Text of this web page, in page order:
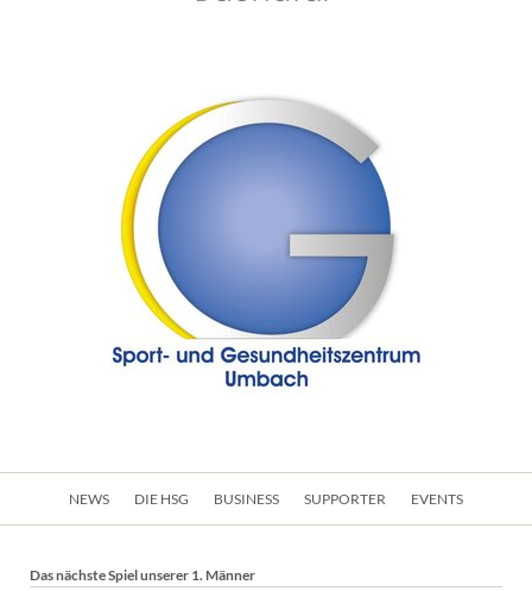
NEWS DIE HSG BUSINESS SUPPORTER EVENTS
Das nächste Spiel unserer 1. Männer